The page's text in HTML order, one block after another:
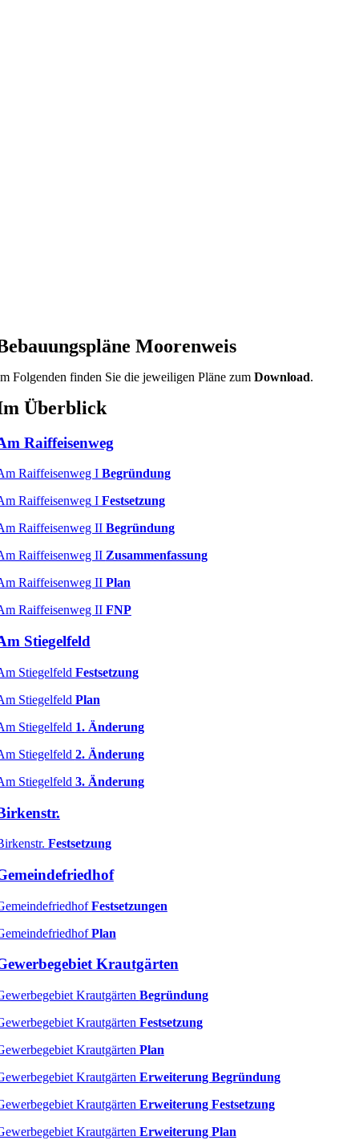
Moorenweis
Folgenden finden Sie die jeweiligen Pläne zum Download.
Überblick
Raiffeisenweg
Raiffeisenweg I Begründung
RaiffeisenwegIFestsetzung
Raiffeisenweg II Begründung
Raiffeisenweg II Zusammenfassung
Raiffeisenweg II Plan
Raiffeisenweg II FNP
Stiegelfeld
Stiegelfeld Festsetzung
Stiegelfeld Plan
Stiegelfeld 1. Änderung
Stiegelfeld 2. Änderung
Stiegelfeld 3. Änderung
Festsetzung
Festsetzungen
Plan
Krautgärten
Krautgärten Begründung
Krautgärten Festsetzung
Krautgärten Plan
Krautgärten Erweiterung Begründung
Krautgärten Erweiterung Festsetzung
Krautgärten Erweiterung Plan